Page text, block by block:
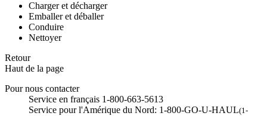
Charger et décharger
Emballer et déballer
Conduire
Nettoyer
Retour
Haut de la page
Pour nous contacter
Service en français 1-800-663-5613
Service pour l'Amérique du Nord: 1-800-GO-U-HAUL(1-